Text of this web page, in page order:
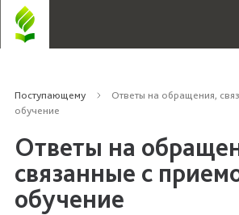
Поступающему
Ответы на обращения,
обучение
Ответы на
связанные с
обучение